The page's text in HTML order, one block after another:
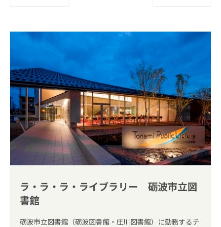
ラ・ラ・ラ・ライブラリー 砺波市立図
書館
砺波市立図書館（砺波図書館・庄川図書館）に勤務するチ